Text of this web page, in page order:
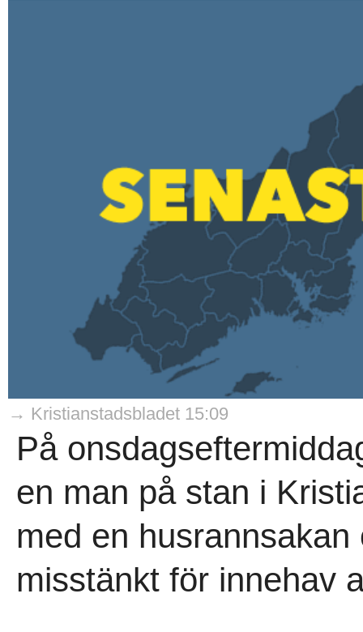
→ Kristianstadsbladet 15:09
På
en man på stan i
med en
misstänkt för innehav